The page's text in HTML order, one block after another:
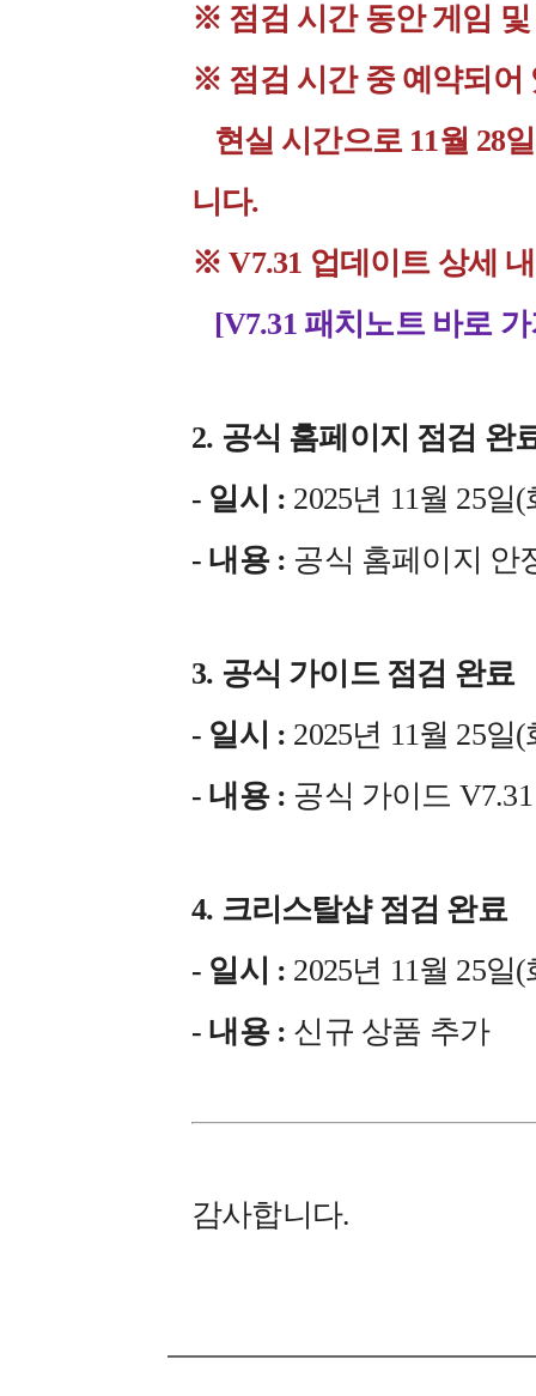
※ 점검 시간 동안 게임
※ 점검 시간 중 예약되어
현실 시간으로 11월 28
니다.
※ V7.31 업데이트 상세
[V7.31 패치노트 바로
2. 공식 홈페이지 점검 완
- 일시 : 2025년 11월 25일
- 내용 : 공식 홈페이지 안
3. 공식 가이드 점검 완료
- 일시 : 2025년 11월 25일
- 내용 : 공식 가이드
4. 크리스탈샵 점검 완료
- 일시 : 2025년 11월 25일
- 내용 : 신규 상품 추가
감사합니다.